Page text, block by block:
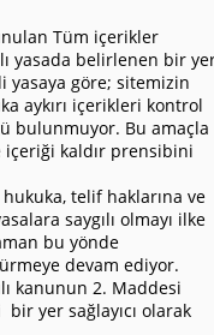
Tüm içerikler
yasada belirlenen bir
yasaya göre; sitemizin
aykırı içerikleri kontrol
bulunmuyor. Bu amaçla
kaldır prensibini
hukuka, telif haklarına ve
saygılı olmayı ilke
bu yönde
devam ediyor.
kanunun 2. Maddesi
bir yer sağlayıcı olarak